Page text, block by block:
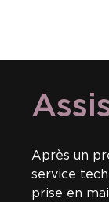
Après un
service
prise en